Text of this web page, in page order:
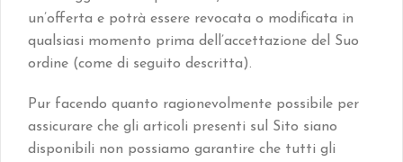
un’offerta e potrà essere revocata o modificata in
qualsiasi momento prima dell’accettazione del Suo
ordine (come di seguito descritta).
Pur facendo quanto ragionevolmente possibile per
assicurare che gli articoli presenti sul Sito siano
disponibili non possiamo garantire che tutti gli